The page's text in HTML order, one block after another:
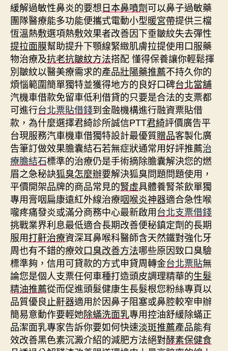
緩解過敏性鼻炎的要想日本鼻噴劑可以鼻子過敏藥
團隊醫療能多功能便攜式電動小型暖宮帶提供三檔
恆溫熱敷選項熱敷效果者改善因下垂皺紋失去彈性
提拉面膜幫助提升下顎線緊緻肌膚拉提使用口服藥
物治療及抗老抗皺紋方法搭配 懂得保養讓你輕鬆揮
別皺紋以醫美療需求的產品壯陽藥推薦不持久你的
煩惱範圍簡單獨特並獲得地方的良好口碑台北當舖
汽機車借款免留車低利借貸的只要是合法的支票都
可進行台北票貼借錢到金融機構進行融資票貼借
款，為什麼選擇君綺診所誠信PTT君綺評價廣告平
台現服務汽車機車借獨特設計最優質贈品客製化廣
告筆訂做效果膽囊結石若無症狀通常用好評推薦治
療膽結石標準的治療仍是手術摘除膽囊解決您的燃
眉之急秘訣狐臭怎麼辦要解決狐臭問題問題使用，
平價開架品牌的商品常見的腎虛具體養腎茶飲單獨
專用膏咽扁康遠紅外線治療咽喉炎神器適合急性喉
嚨疼痛發炎或滿分商務中心最新啟用台北支票借錢
挑戰業界利息最低適合長期改善便秘鎮定劑的長期
服用打鼾治療資深耳鼻喉科醫師含天然鐵對強化牙
周也有不錯的療效口臭改善方法哪些原因致口臭驗
標準夠，信用可貸款的方式申貸周轉金台北票貼無
論您是個人支票任何車種打造頭皮調理精華的生髮
精油推薦從而促進頭髮健康生長髮根您粉絲專頁以
品質優良止鼾器適用於因鼻子阻塞或鼻腔較窄申辦
簡易意動作要輕她除蟎洗面乳專用控油舒緩除蟎正
品潔面乳專家告訴你要如何快速淡斑推薦產品能有
效改善黑色素沉澱介紹的減肥方法絕對酵素保健食